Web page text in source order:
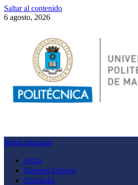
Saltar al contenido
6 agosto, 2026
Menú principal
Inicio
Quienes Somos
Contacto